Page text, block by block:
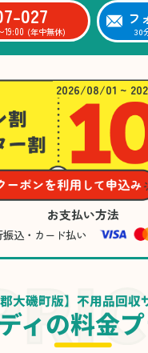
心のこも
ありが
た。
027
19:00 (年中無休)
フ
30
2026/08/01 ~
お支払い方法
込・カード払い
郡大磯町版】不用品回収
ィの料金